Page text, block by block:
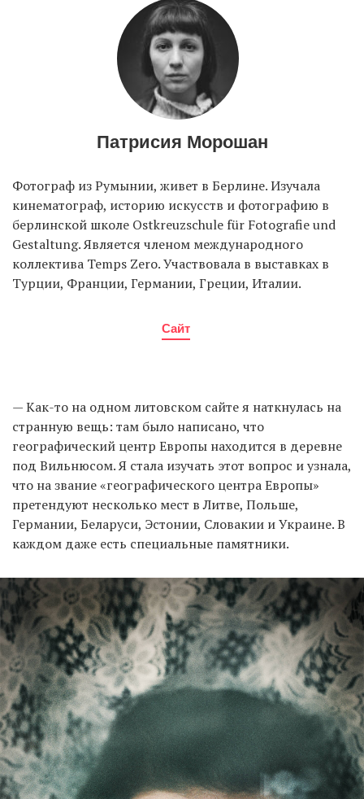
Патрисия Морошан
Фотограф из Румынии, живет в Берлине. Изучала
кинематограф, историю искусств и фотографию в
берлинской школе Ostkreuzschule für Fotografie und
Gestaltung. Является членом международного
коллектива Temps Zero. Участвовала в выставках в
Турции, Франции, Германии, Греции, Италии.
Сайт
— Как-то на одном литовском сайте я наткнулась на
странную вещь: там было написано, что
географический центр Европы находится в деревне
под Вильнюсом. Я стала изучать этот вопрос и узнала,
что на звание «географического центра Европы»
претендуют несколько мест в Литве, Польше,
Германии, Беларуси, Эстонии, Словакии и Украине. В
каждом даже есть специальные памятники.